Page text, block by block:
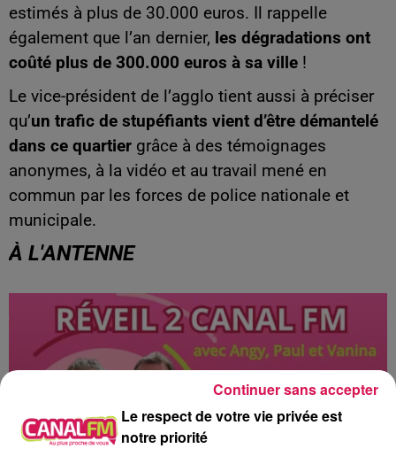
estimés à plus de 30.000 euros. Il rappelle
également que l’an dernier, les dégradations ont
coûté plus de 300.000 euros à sa ville !
Le vice-président de l’agglo tient aussi à préciser
qu’un trafic de stupéfiants vient d’être démantelé
dans ce quartier grâce à des témoignages
anonymes, à la vidéo et au travail mené en
commun par les forces de police nationale et
municipale.
À L'ANTENNE
Le respect de votre vie privée est
notre priorité
Continuer sans accepter